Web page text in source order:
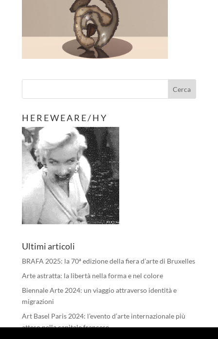
H E R E W E A R E / H Y
Ultimi articoli
BRAFA 2025: la 70ª edizione della fiera d’arte di Bruxelles
Arte astratta: la libertà nella forma e nel colore
Biennale Arte 2024: un viaggio attraverso identità e
migrazioni
Art Basel Paris 2024: l’evento d’arte internazionale più
atteso nella capitale francese